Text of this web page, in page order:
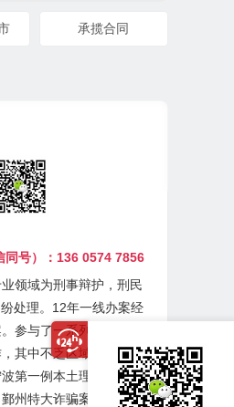
承揽合同
同号）：136 0574 7856
领域为刑事辩护，刑民
处理。12年一线办案经
参与了一系列疑难复杂
其中不乏区域内有重大
第一例本土理财公司暴
州特大诈骗案、余姚涉